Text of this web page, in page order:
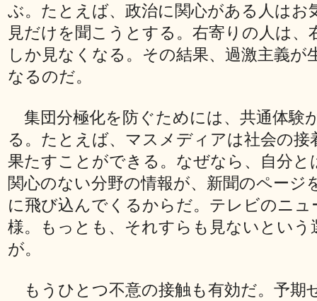
ぶ。たとえば、政治に関心がある人はお
見だけを聞こうとする。右寄りの人は、
しか見なくなる。その結果、過激主義が
なるのだ。
集団分極化を防ぐためには、共通体験
る。たとえば、マスメディアは社会の接
果たすことができる。なぜなら、自分と
関心のない分野の情報が、新聞のページ
に飛び込んでくるからだ。テレビのニュ
様。もっとも、それすらも見ないという
が。
もうひとつ不意の接触も有効だ。予期